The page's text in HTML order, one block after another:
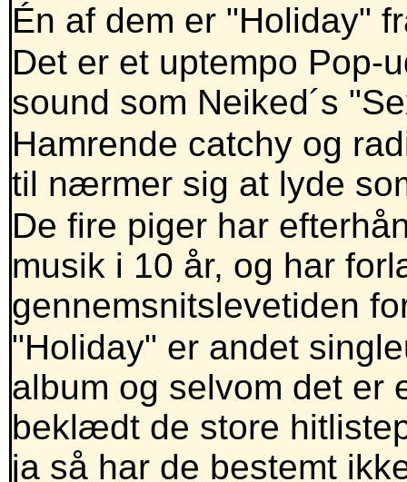
Én af dem er "Holiday"
Det er et uptempo Pop-
sound som Neiked´s
Hamrende catchy og
til nærmer sig at lyde
De fire piger har
musik i 10 år, og har
gennemsnitslevetiden
"Holiday" er andet
album og selvom det er
beklædt de store
ja så har de bestemt